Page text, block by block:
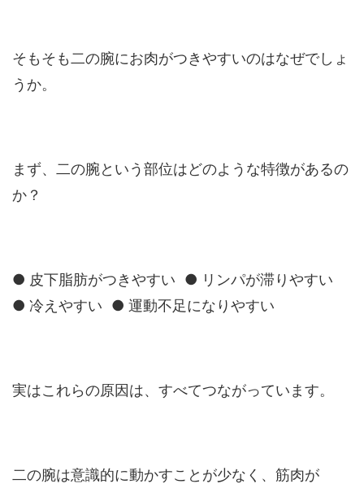
そもそも二の腕にお肉がつきやすいのはなぜでしょ
うか。
まず、二の腕という部位はどのような特徴があるの
か？
● 皮下脂肪がつきやすい ● リンパが滞りやすい
● 冷えやすい ● 運動不足になりやすい
実はこれらの原因は、すべてつながっています。
二の腕は意識的に動かすことが少なく、筋肉が